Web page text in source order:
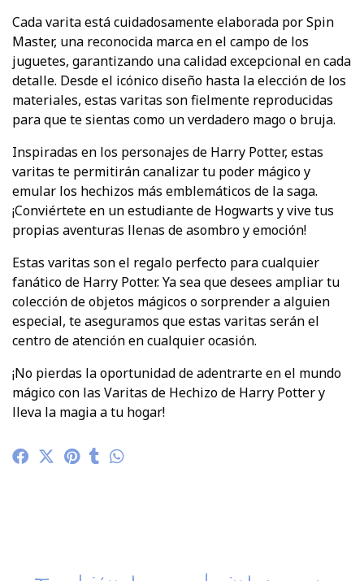
Cada varita está cuidadosamente elaborada por Spin
Master, una reconocida marca en el campo de los
juguetes, garantizando una calidad excepcional en cada
detalle. Desde el icónico diseño hasta la elección de los
materiales, estas varitas son fielmente reproducidas
para que te sientas como un verdadero mago o bruja.
Inspiradas en los personajes de Harry Potter, estas
varitas te permitirán canalizar tu poder mágico y
emular los hechizos más emblemáticos de la saga.
¡Conviértete en un estudiante de Hogwarts y vive tus
propias aventuras llenas de asombro y emoción!
Estas varitas son el regalo perfecto para cualquier
fanático de Harry Potter. Ya sea que desees ampliar tu
colección de objetos mágicos o sorprender a alguien
especial, te aseguramos que estas varitas serán el
centro de atención en cualquier ocasión.
¡No pierdas la oportunidad de adentrarte en el mundo
mágico con las Varitas de Hechizo de Harry Potter y
lleva la magia a tu hogar!